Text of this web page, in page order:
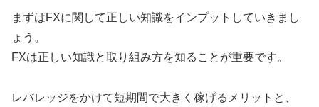
まずはFXに関して正しい知識をインプットしていきまし
ょう。
FXは正しい知識と取り組み方を知ることが重要です。
レバレッジをかけて短期間で大きく稼げるメリットと、